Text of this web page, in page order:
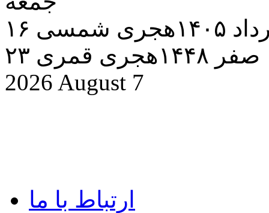
شمسی
۲۳ صفر ۱۴۴۸هجری قمری
2026 August 7
ارتباط با ما